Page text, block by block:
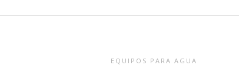
EQUIPOS PARA AGUA